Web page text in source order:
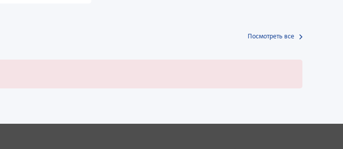
Посмотреть все